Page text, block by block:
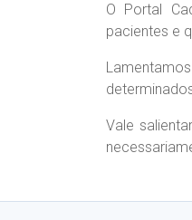
O Portal
pacientes e
Vale